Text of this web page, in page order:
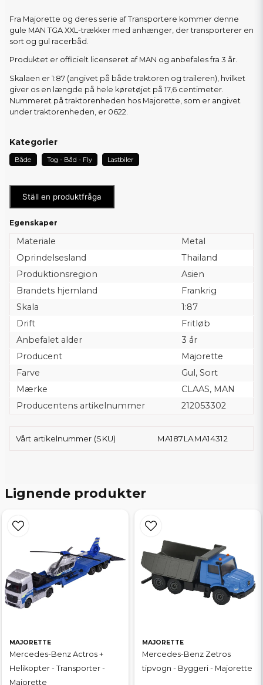
Fra Majorette og deres serie af Transportere kommer denne
gule MAN TGA XXL-trækker med anhænger, der transporterer en
sort og gul racerbåd.
Produktet er officielt licenseret af MAN og anbefales fra 3 år.
Skalaen er 1:87 (angivet på både traktoren og traileren), hvilket
giver os en længde på hele køretøjet på 17,6 centimeter.
Nummeret på traktorenheden hos Majorette, som er angivet
under traktorenheden, er 0622.
Kategorier
Både Tog - Båd - Fly Lastbiler
Ställ en produktfråga
Egenskaper
Materiale
Metal
Oprindelsesland
Thailand
Produktionsregion
Asien
Brandets hjemland
Frankrig
Skala
1:87
Drift
Fritløb
Anbefalet alder
3 år
Producent
Majorette
Farve
Gul, Sort
Mærke
CLAAS, MAN
Producentens artikelnummer
212053302
Vårt artikelnummer (SKU) MA187LAMA14312
Lignende produkter
MAJORETTE
Mercedes-Benz Actros +
Helikopter - Transporter -
Majorette
MAJORETTE
Mercedes-Benz Zetros
tipvogn - Byggeri - Majorette